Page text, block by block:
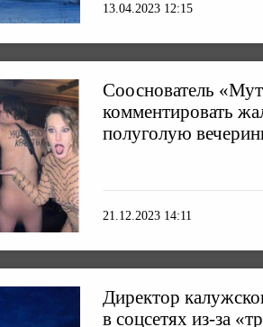
13.04.2023 12:15
Сооснователь
комментировать
полуголую
21.12.2023 14:11
Директор
в соцсетях из-за